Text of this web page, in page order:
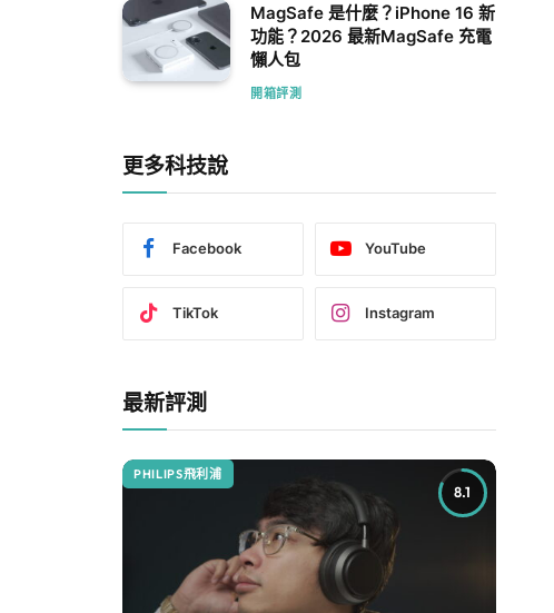
MagSafe 是什麼？iPhone 16 新
功能？2026 最新MagSafe 充電
懶人包
開箱評測
更多科技說
Facebook YouTube
TikTok Instagram
最新評測
8.1
PHILIPS飛利浦